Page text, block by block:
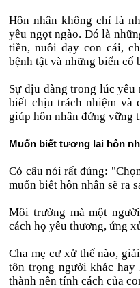
Hôn nhân không chỉ là
yêu ngọt ngào. Đó là
tiền, nuôi dạy con cái,
bệnh tật và những biến cố
Sự dịu dàng trong lúc
biết chịu trách nhiệm và
giúp hôn nhân đứng vững
Muốn biết tương lai hôn
Có câu nói rất đúng:
muốn biết hôn nhân sẽ ra
Môi trường mà một
cách họ yêu thương, ứng
Cha mẹ cư xử thế nào,
tôn trọng người khác hay
thành nên tính cách của